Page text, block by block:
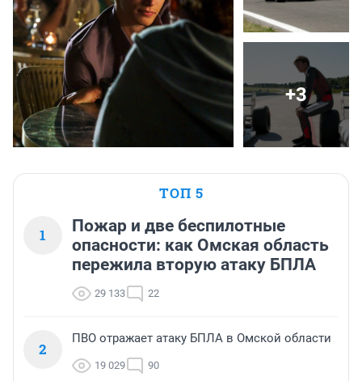
+3
ТОП 5
1
Пожар и две беспилотные
опасности: как Омская область
пережила вторую атаку БПЛА
29 133 22
2
ПВО отражает атаку БПЛА в Омской области
19 029 90